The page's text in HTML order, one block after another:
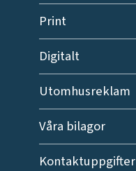
Print
Digitalt
Utomhusreklam
Våra bilagor
Kontaktuppgifter